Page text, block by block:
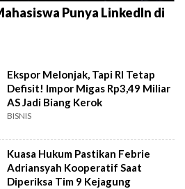
Punya LinkedIn di
Ekspor Melonjak, Tapi RI Tetap
Defisit! Impor Migas Rp3,49 Miliar
AS Jadi Biang Kerok
BISNIS
Kuasa Hukum Pastikan Febrie
Adriansyah Kooperatif Saat
Diperiksa Tim 9 Kejagung